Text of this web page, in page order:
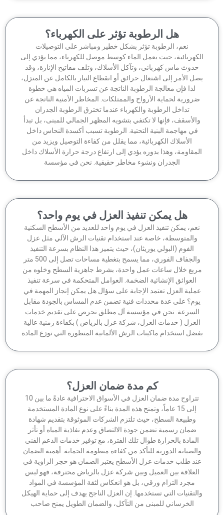
هل الرطوبة تؤثر على الكهرباء؟
نعم، الرطوبة تؤثر بشكل خطير ومباشر على التوصيلات
حيث يعمل الماء كوسط موصل للكهرباء، مما يؤدي إلى
حدوث ماس كهربائي، وتآكل الأسلاك، وتلف مفاتيح الإنارة، وقد
الأمر إلى اشتعال حرائق أو انقطاع التيار بالكامل عن المنزل،
لذا فإن معالجة الرطوبة الناتجة عن تسربات المياه هي خطوة
لحماية الأرواح والممتلكات. المخاطر الأمنية الناتجة عن
تداخل الرطوبة والكهرباء عندما تخترق الرطوبة الجدران
فإنها لا تكتفي بتشويه المظهر الجمالي للمبنى، بل تبدأ
في مهاجمة البنية التحتية. الرطوبة تسبب أكسدة النحاس داخل
الأسلاك الكهربائية، مما يقلل من كفاءة التوصيل ويزيد من
وهذا بدوره يؤدي إلى ارتفاع درجة حرارة الأسلاك داخل
الجدران ونشوء مخاطر حقيقية. نحن في مؤسسة
هل يمكن تنفيذ العزل في يوم واحد؟
يمكن تنفيذ العزل في يوم واحد للعديد من الأسطح السكنية
والمتوسطة، خاصة عند استخدام تقنيات الرش الآلي مثل عزل
الفوم (البولي يوريثان)، حيث يتميز هذا النظام بسرعة التنفيذ
والجفاف الفوري، مما يسمح بتغطية مساحات تصل إلى 500 متر
خلال ساعات عمل واحدة، بشرط جاهزية السطح وخلوه من
العوائق الإنشائية الضخمة. العوامل المتحكمة في سرعة تنفيذ
العزل تعتمد الإجابة على سؤال هل يمكن إنجاز المهمة في
على عدة محددات فنية تضمن عدم المساس بالجودة مقابل
نحن في مؤسسة آل مطلق نحرص على تقديم خدمات
( خدمات العزل، شركة عزل بالرياض ) بكفاءة زمنية عالية
استخدام ماكينات الرش الألمانية المتطورة التي توزع المادة
كم مدة ضمان العزل؟
تتراوح مدة ضمان العزل في الأسواق الاحترافية عادةً ما بين 10
إلى 15 عاماً، وتمنح هذه المدة بناءً على نوع المادة المستخدمة
وطبيعة السطح، حيث تلتزم الشركات الموثوقة بتقديم شهادة
ضمان رسمية تضمن جودة الالتصاق وعدم نفاذية المياه أو تأثر
المادة بالحرارة طوال تلك الفترة، مع توفير خدمات الدعم الفني
الدورية للتأكد من كفاءة منظومة الحماية. أهمية الضمان
طلب خدمات عزل الأسطح يعتبر الضمان هو حجر الزاوية في
بين العميل وبين شركة عزل بالرياض محترفة، فهو ليس
مجرد التزام ورقي، بل هو انعكاس لثقة المؤسسة في المواد
التي تستخدمها. إن العزل الناجح يهدف إلى حماية الهيكل
الخرساني للمبنى من التآكل، والضمان الطويل يمنح صاحب